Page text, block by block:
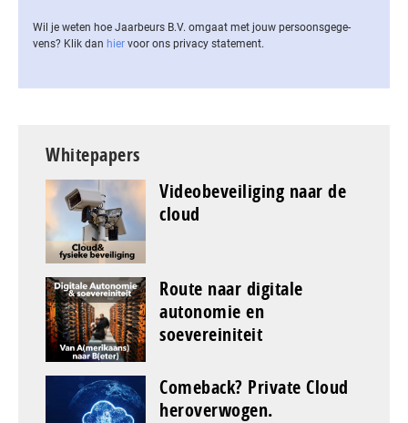
Wil je weten hoe Jaarbeurs B.V. omgaat met jouw per­soons­ge­ge­
vens? Klik dan hier voor ons privacy statement.
Whitepapers
Videobeveiliging naar de
cloud
Route naar digitale
autonomie en
soevereiniteit
Comeback? Private Cloud
heroverwogen.